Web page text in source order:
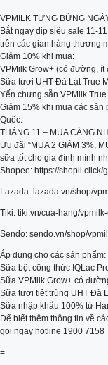
——
VPMILK TƯNG BỪNG
Bắt ngay dịp siêu sale 11-
trên các gian hàng thương
Giảm 10% khi mua:
VPMilk Grow+ (có đường,
Sữa tươi UHT Đà Lạt True
Yến chưng sẵn VPMilk True
Giảm 15% khi mua các
Quốc:
THÁNG 11 – MUA CÀNG
Ưu đãi “MUA 2 GIẢM 3%,
sữa tốt cho gia đình mình
Shopee: https://shopii.click/
Lazada: lazada.vn/shop/
Tiki: tiki.vn/cua-hang/vpmilk-
Sendo: sendo.vn/shop/
Áp dụng cho các sản phẩm:
Sữa bột công thức IQLac
Sữa VPMilk Grow+ có
Sữa tươi tiệt trùng UHT Đà
Sữa nhập khẩu 100% từ
Để biết thêm thông tin về
gọi ngay hotline 1900 7158
=